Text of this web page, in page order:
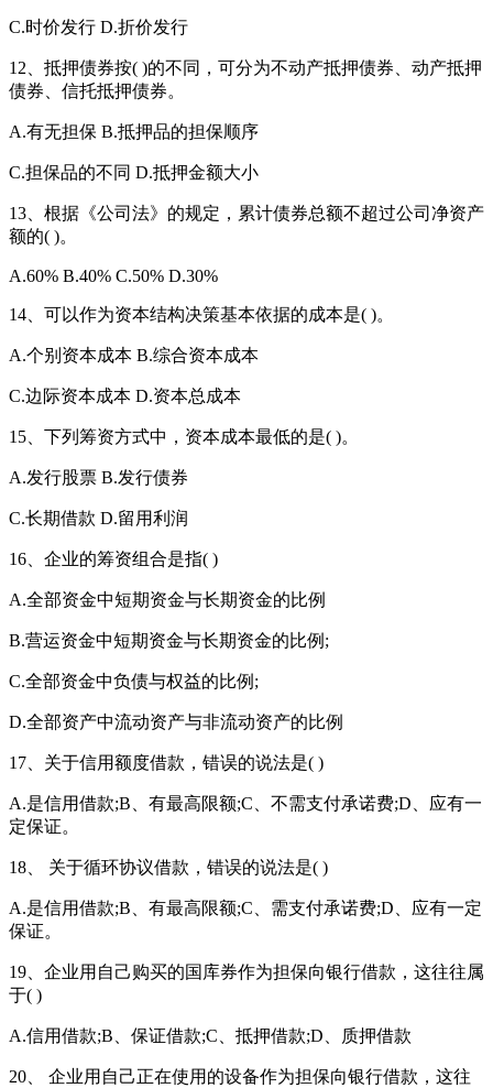
C.时价发行 D.折价发行
12、抵押债券按( )的不同，可分为不动产抵押债券、动产抵押
债券、信托抵押债券。
A.有无担保 B.抵押品的担保顺序
C.担保品的不同 D.抵押金额大小
13、根据《公司法》的规定，累计债券总额不超过公司净资产
额的( )。
A.60% B.40% C.50% D.30%
14、可以作为资本结构决策基本依据的成本是( )。
A.个别资本成本 B.综合资本成本
C.边际资本成本 D.资本总成本
15、下列筹资方式中，资本成本最低的是( )。
A.发行股票 B.发行债券
C.长期借款 D.留用利润
16、企业的筹资组合是指( )
A.全部资金中短期资金与长期资金的比例
B.营运资金中短期资金与长期资金的比例;
C.全部资金中负债与权益的比例;
D.全部资产中流动资产与非流动资产的比例
17、关于信用额度借款，错误的说法是( )
A.是信用借款;B、有最高限额;C、不需支付承诺费;D、应有一
定保证。
18、 关于循环协议借款，错误的说法是( )
A.是信用借款;B、有最高限额;C、需支付承诺费;D、应有一定
保证。
19、企业用自己购买的国库券作为担保向银行借款，这往往属
于( )
A.信用借款;B、保证借款;C、抵押借款;D、质押借款
20、 企业用自己正在使用的设备作为担保向银行借款，这往